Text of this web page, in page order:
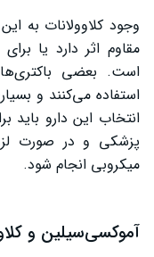
روش نگهداری قرص
مصرف خودسرانه
جمع‌بندی
وجود کلاوولانات به
مقاوم اثر دارد یا
است. بعضی
استفاده می‌کنند و
انتخاب این دارو
پزشکی و در صورت
میکروبی انجام شود.
آموکسی‌سیلین و